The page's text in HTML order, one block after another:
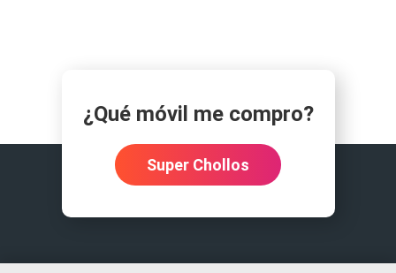
¿Qué móvil me compro?
Super Chollos